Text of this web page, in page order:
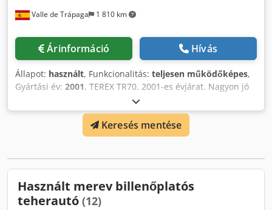
Valle de Trápaga 1 810 km
Árinformáció Hívás
Állapot: használt, Funkcionalitás: teljesen működőképes,
Gyártási év: 2001, TEREX TR70. 2001-es évjárat. Nagyon jó
állapotban. 24.00x35-ös gumik 70%, 80% és 90%-os
állapotban. Codpfx Ahjyymtksyoha
Keresés mentése
Használt merev billenőplatós
teherautó (12)